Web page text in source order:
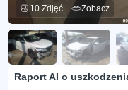
10 Zdjęć Zobacz
Raport AI o